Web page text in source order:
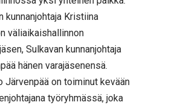
kunnanjohtaja Kristiina
väliaikaishallinnon
Sulkavan kunnanjohtaja
hänen varajäsenensä.
Järvenpää on toiminut kevään
työryhmässä, joka